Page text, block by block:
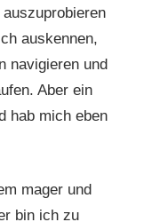
auskennen,
navigieren und
Aber ein
hab mich eben
mager und
bin ich zu